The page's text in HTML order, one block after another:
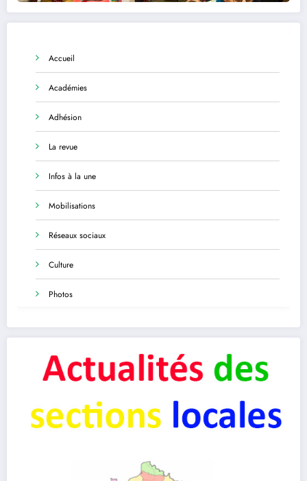
Accueil
Académies
Adhésion
La revue
Infos à la une
Mobilisations
Réseaux sociaux
Culture
Photos